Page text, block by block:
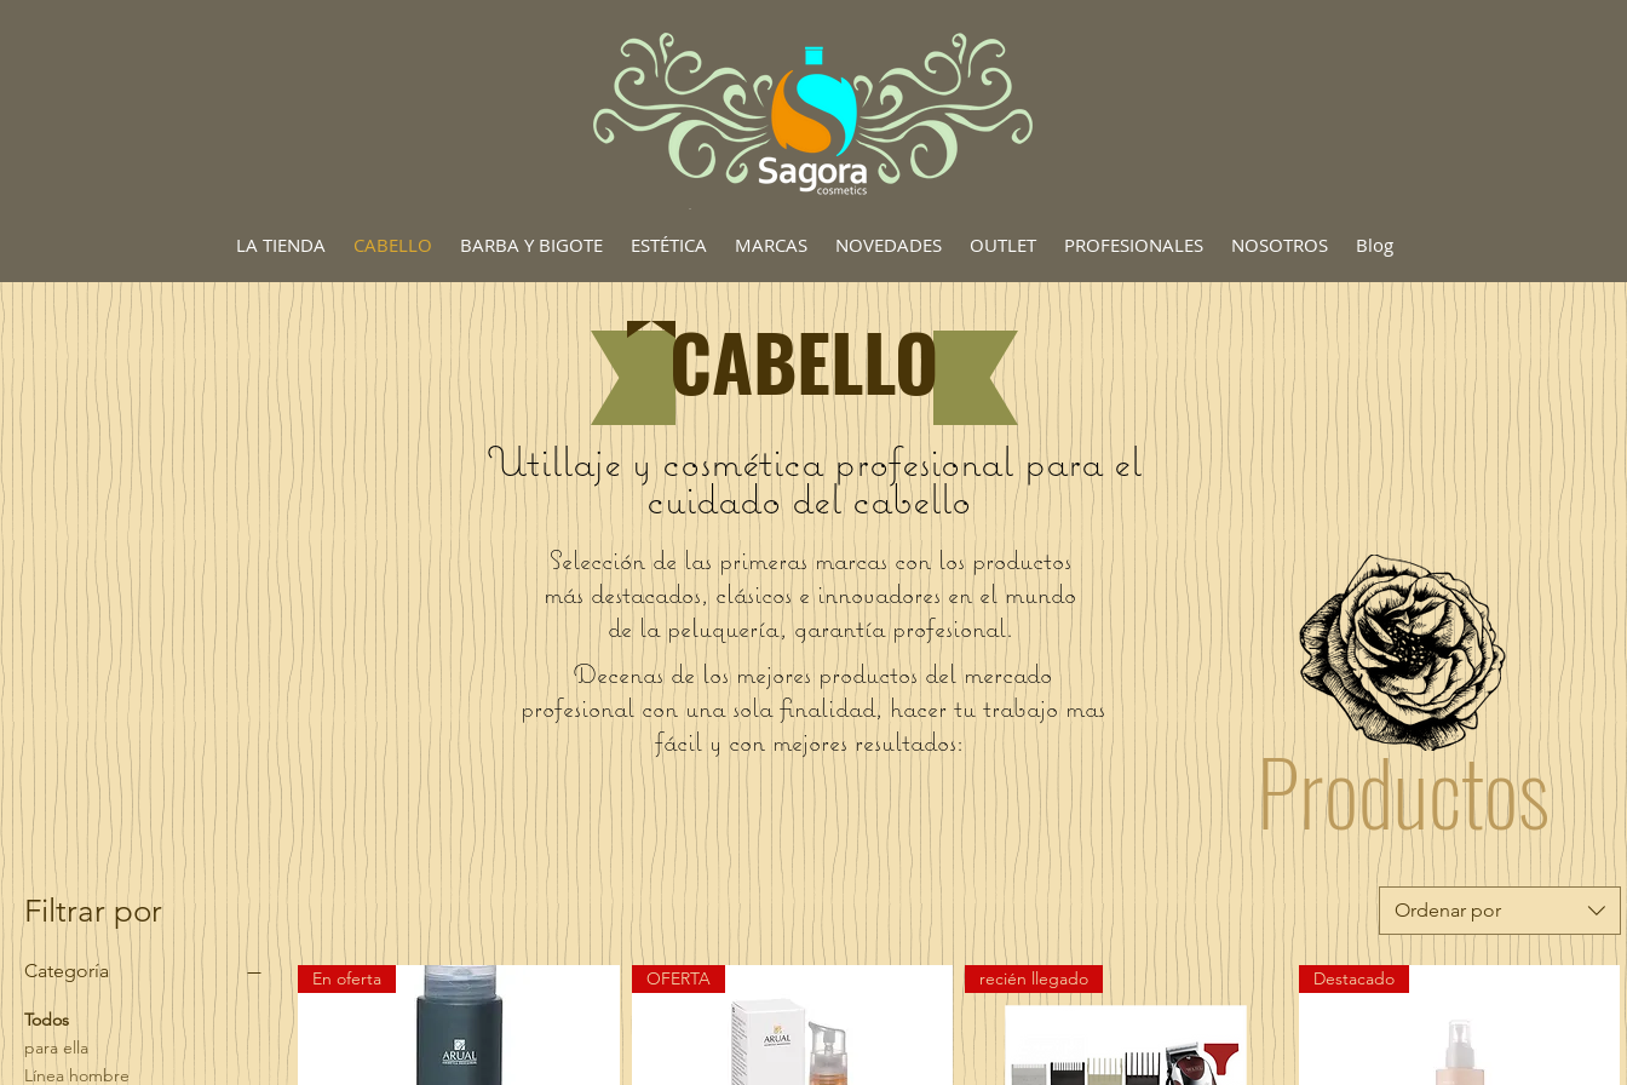
LA TIENDA CABELLO BARBA Y BIGOTE ESTÉTICA MARCAS NOVEDADES OUTLET PROFESIONALES NOSOTROS Blog
CABELLO
Utillaje y cosmética profesional para el
cuidado del cabello
Selección de las primeras marcas con los productos
más destacados, clásicos e innovadores en el mundo
de la peluquería, garantía profesional.
Decenas de los mejores productos del mercado
profesional con una sola finalidad, hacer tu trabajo mas
fácil y con mejores resultados:
Productos
Filtrar por
Categoría
Todos
para ella
Línea hombre
Ordenar por
En oferta OFERTA recién llegado Destacado